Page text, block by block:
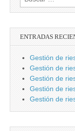
ENTRADAS
Gestión de
Gestión de
Gestión de
Gestión de
Gestión de